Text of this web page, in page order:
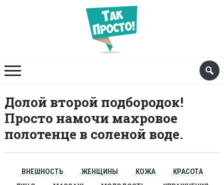
Долой второй подбородок!
Просто намочи махровое
полотенце в соленой воде.
ВНЕШНОСТЬ ЖЕНЩИНЫ КОЖА
КРАСОТА